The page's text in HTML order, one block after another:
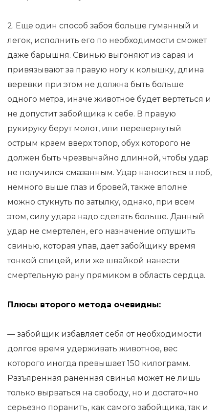
2. Еще один способ забоя больше гуманный и
легок, исполнить его по необходимости сможет
даже барышня. Свинью выгоняют из сарая и
привязывают за правую ногу к колышку, длина
веревки при этом не должна быть больше
одного метра, иначе животное будет вертеться и
не допустит забойщика к себе. В правую
рукируку берут молот, или перевернутый
острым краем вверх топор, обух которого не
должен быть чрезвычайно длинной, чтобы удар
не получился смазанным. Удар наноситься в лоб,
немного выше глаз и бровей, также вполне
можно стукнуть по затылку, однако, при всем
этом, силу удара надо сделать больше. Данный
удар не смертелен, его назначение оглушить
свинью, которая упав, дает забойщику время
тонкой спицей, или же швайкой нанести
смертельную рану прямиком в область сердца.
Плюсы второго метода очевидны:
— забойщик избавляет себя от необходимости
долгое время удерживать животное, вес
которого иногда превышает 150 килограмм.
Разъяренная раненная свинья может не лишь
только вырваться на свободу, но и достаточно
серьезно поранить, как самого забойщика, так и